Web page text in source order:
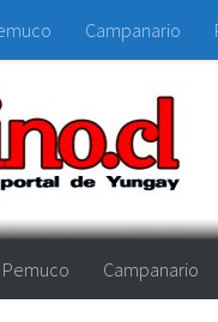
Campanario
Pemuco Campanario